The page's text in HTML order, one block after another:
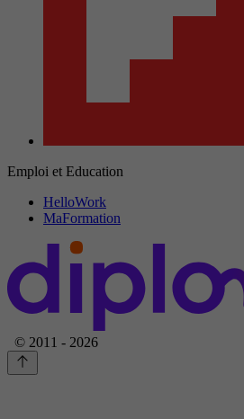
Emploi et Education
HelloWork
MaFormation
© 2011 - 2026